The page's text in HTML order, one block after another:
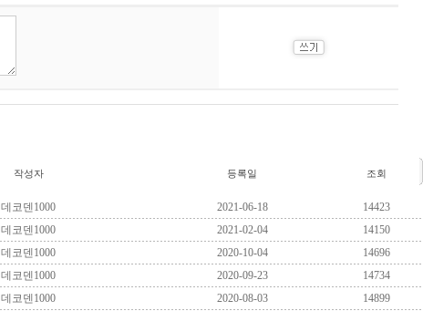
작성자 등록일 조회
데코덴1000 2021-06-18
14423
데코덴1000 2021-02-04
14150
데코덴1000 2020-10-04
14696
데코덴1000 2020-09-23
14734
데코덴1000 2020-08-03
14899